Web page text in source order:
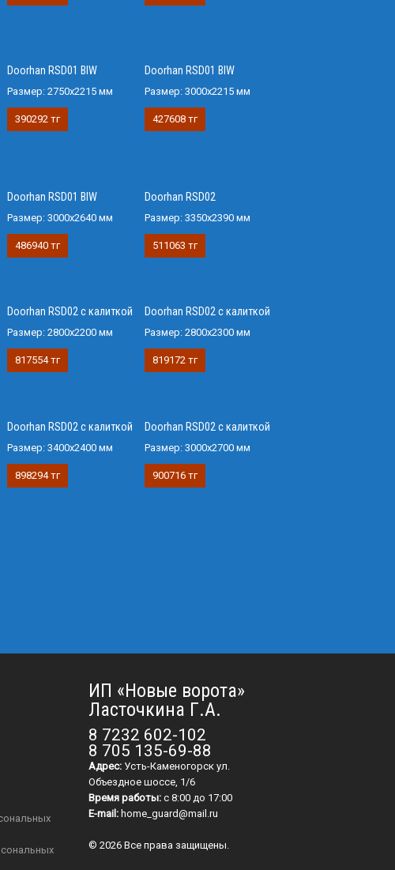
Doorhan RSD01 BIW
Размер: 2750х2215 мм
390292 тг
Doorhan RSD01 BIW
Размер: 3000х2215 мм
427608 тг
Doorhan RSD01 BIW
Размер: 3000х2640 мм
486940 тг
Doorhan RSD02
Размер: 3350х2390 мм
511063 тг
Doorhan RSD02 с калиткой
Размер: 2800х2200 мм
817554 тг
Doorhan RSD02 с калиткой
Размер: 2800х2300 мм
819172 тг
Doorhan RSD02 с калиткой
Размер: 3400х2400 мм
898294 тг
Doorhan RSD02 с калиткой
Размер: 3000х2700 мм
900716 тг
ИП «Новые ворота»
Ласточкина Г.А.
8 7232 602-102
8 705 135-69-88
Адрес:Усть-Каменогорск ул.
Объездное шоссе, 1/6
Время работы:с 8:00 до 17:00
E-mail:home_guard@mail.ru
© 2026 Все права защищены.